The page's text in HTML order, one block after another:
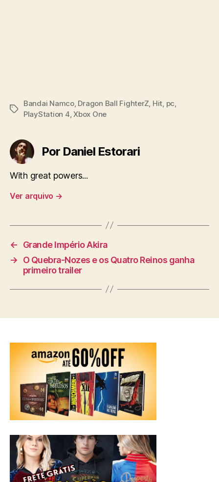
Tags
Bandai Namco, Dragon Ball FighterZ Hit pc
PlayStation 4 ,Xbox One
Por Daniel Estorari
With great powers...
Ver arquivo →
←
Grande Império Akira
→
O Quebra-Nozes e os Quatro Reinos ganha
primeiro trailer